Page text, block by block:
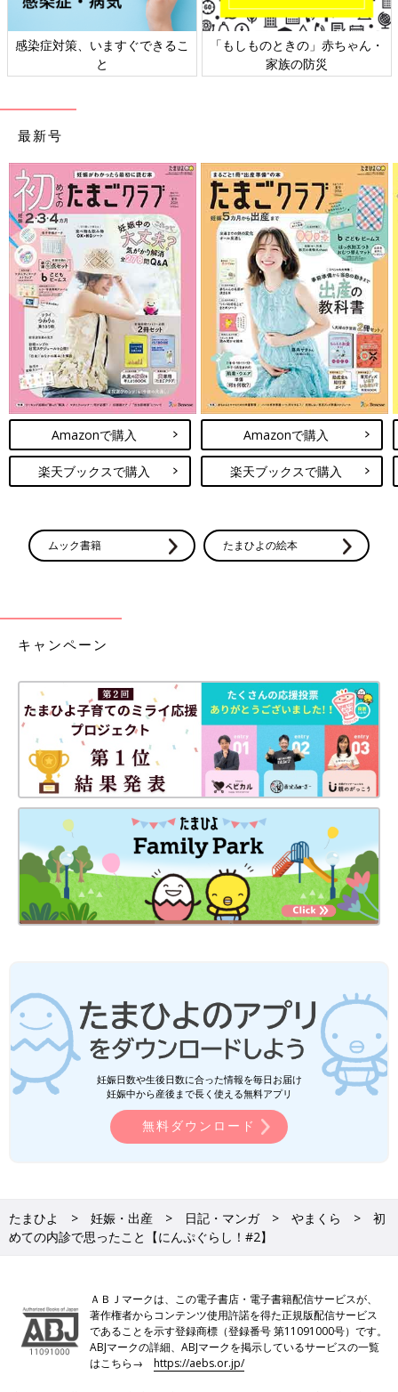
感染症対策、いますぐできるこ
と
「もしものときの」赤ちゃん・
家族の防災
最新号
Amazonで購入
楽天ブックスで購入
Amazonで購入
楽天ブックスで購入
ムック書籍 たまひよの絵本
キャンペーン
妊娠日数や生後日数に合った情報を毎日お届け
妊娠中から産後まで長く使える無料アプリ
無料ダウンロード
たまひよ 妊娠・出産 日記・マンガ やまくら
初
めての内診で思ったこと【にんぷぐらし！#2】
ＡＢＪマークは、この電子書店・電子書籍配信サービスが、
著作権者からコンテンツ使用許諾を得た正規版配信サービス
であることを示す登録商標（登録番号 第11091000号）です。
ABJマークの詳細、ABJマークを掲示しているサービスの一覧
はこちら→https://aebs.or.jp/